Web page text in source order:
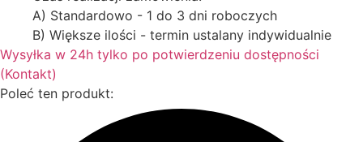
A) Standardowo - 1 do 3 dni roboczych
B) Większe ilości - termin ustalany indywidualnie
Wysyłka w 24h tylko po potwierdzeniu dostępności
(Kontakt)
Poleć ten produkt: